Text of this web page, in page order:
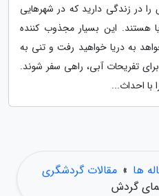
در زندگی دارید که در شهرهایی
هستند. این بسیار مجذوب کننده
به دریا خواهید رفت و تنی به
تفریحات آبی، راهی سفر شوند.
با احداث...
ها » مقالات گردشگری
گردش